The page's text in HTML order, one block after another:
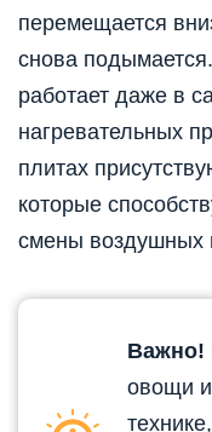
перемещается
снова
работает даже в
нагревательных
плитах
которые
смены воздушных
Важно!
овощи